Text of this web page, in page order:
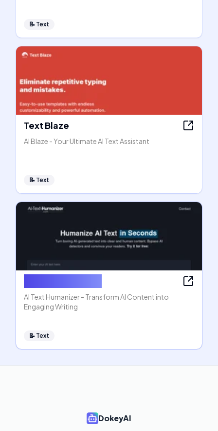
📝 Text
Text Blaze
AI Blaze - Your Ultimate AI Text Assistant
📝 Text
AI Text Humanizer - Transform AI Content into
Engaging Writing
📝 Text
DokeyAI